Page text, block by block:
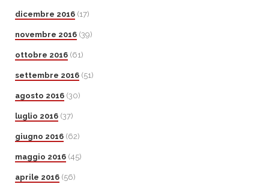
dicembre 2016 (17)
novembre 2016 (39)
ottobre 2016 (61)
settembre 2016 (51)
agosto 2016 (30)
luglio 2016 (37)
giugno 2016 (62)
maggio 2016 (45)
aprile 2016 (56)